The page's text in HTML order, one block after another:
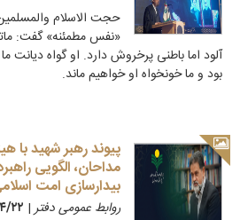
حجت الاسلام
«نفس مطمئنه» گفت:
آلود اما باطنی پرخروش دارد. او گواه دیانت
بود و ما خونخواه او خواهیم ماند.
پیوند رهبر شهید با
مداحان، الگویی
بیدارسازی امت
روابط عمومی دفتر| ۱۴۰۵/